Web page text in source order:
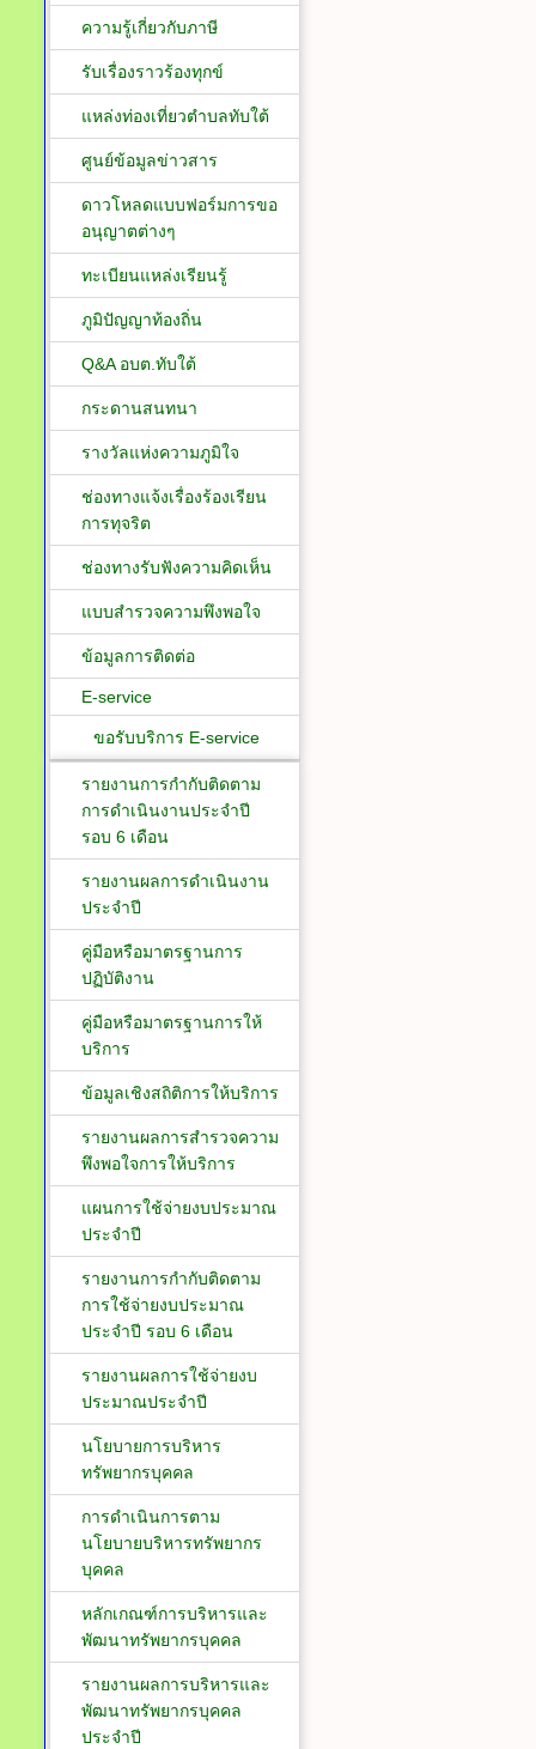
ความรู้เกี่ยวกับภาษี
รับเรื่องราวร้องทุกข์
แหล่งท่องเที่ยวตำบลทับใต้
ศูนย์ข้อมูลข่าวสาร
ดาวโหลดแบบฟอร์มการขอ
อนุญาตต่างๆ
ทะเบียนแหล่งเรียนรู้
ภูมิปัญญาท้องถิ่น
Q&A อบต.ทับใต้
กระดานสนทนา
รางวัลแห่งความภูมิใจ
ช่องทางแจ้งเรื่องร้องเรียน
การทุจริต
ช่องทางรับฟังความคิดเห็น
แบบสำรวจความพึงพอใจ
ข้อมูลการติดต่อ
E-service
ขอรับบริการ E-service
รายงานการกำกับติดตาม
การดำเนินงานประจำปี
รอบ 6 เดือน
รายงานผลการดำเนินงาน
ประจำปี
คู่มือหรือมาตรฐานการ
ปฏิบัติงาน
คู่มือหรือมาตรฐานการให้
บริการ
ข้อมูลเชิงสถิติการให้บริการ
รายงานผลการสำรวจความ
พึงพอใจการให้บริการ
แผนการใช้จ่ายงบประมาณ
ประจำปี
รายงานการกำกับติดตาม
การใช้จ่ายงบประมาณ
ประจำปี รอบ 6 เดือน
รายงานผลการใช้จ่ายงบ
ประมาณประจำปี
นโยบายการบริหาร
ทรัพยากรบุคคล
การดำเนินการตาม
นโยบายบริหารทรัพยากร
บุคคล
หลักเกณฑ์การบริหารและ
พัฒนาทรัพยากรบุคคล
รายงานผลการบริหารและ
พัฒนาทรัพยากรบุคคล
ประจำปี